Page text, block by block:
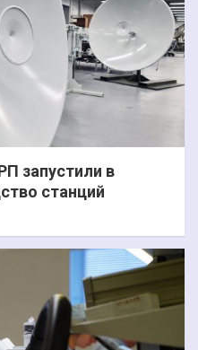
запустили в
станций